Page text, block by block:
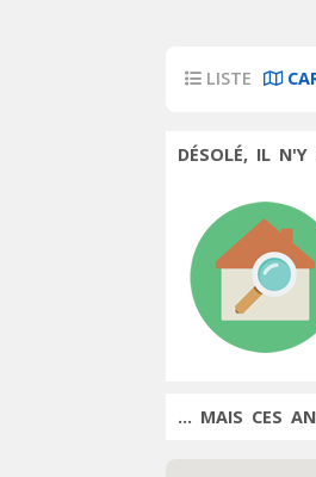
LISTE
DÉSOLÉ, IL N'Y
... MAIS CES